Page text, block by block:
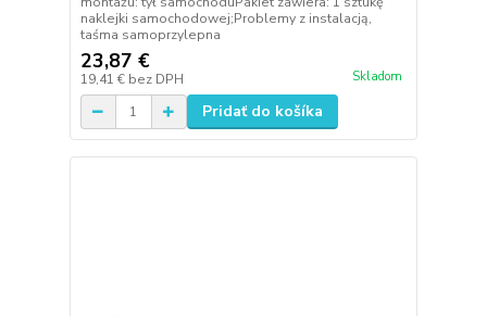
naklejki samochodowej;Problemy z instalacją,
taśma samoprzylepna
23,87 €
19,41 € bez DPH Skladom
Pridať do košíka